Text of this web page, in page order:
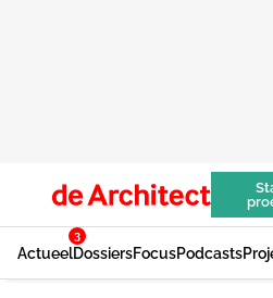
Actueel
3
DossiersFocusPodcasts